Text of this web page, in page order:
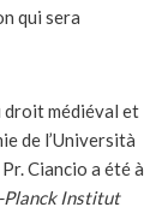
qui sera
droit médiéval et
de l’Università
Ciancio a été à
Institut